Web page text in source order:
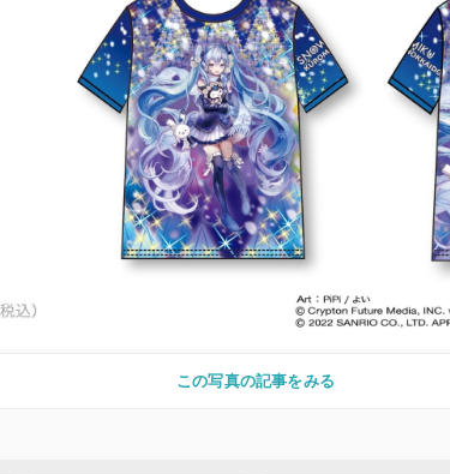
この写真の記事をみる